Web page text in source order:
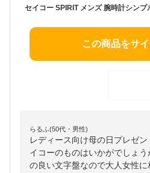
この商品をサ
らるふ(50代・男性)
レディース向け母の日プレゼ
イコーのものはいかがでしょ
の良い文字盤なので大人女性